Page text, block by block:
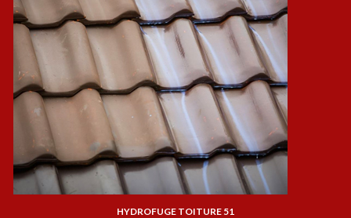
HYDROFUGE TOITURE 51